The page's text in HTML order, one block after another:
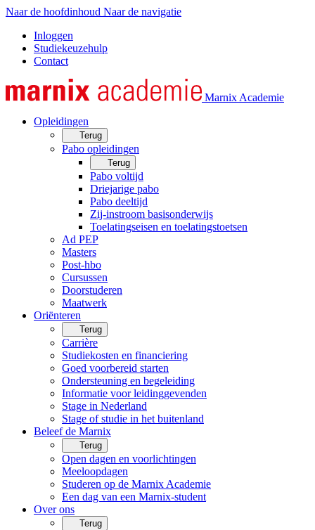
Naar de hoofdinhoud Naar de navigatie
Inloggen
Studiekeuzehulp
Contact
Marnix Academie
Opleidingen
Terug
Pabo opleidingen
Terug
Pabo voltijd
Driejarige pabo
Pabo deeltijd
Zij-instroom basisonderwijs
Toelatingseisen en toelatingstoetsen
Ad PEP
Masters
Post-hbo
Cursussen
Doorstuderen
Maatwerk
Oriënteren
Terug
Carrière
Studiekosten en financiering
Goed voorbereid starten
Ondersteuning en begeleiding
Informatie voor leidinggevenden
Stage in Nederland
Stage of studie in het buitenland
Beleef de Marnix
Terug
Open dagen en voorlichtingen
Meeloopdagen
Studeren op de Marnix Academie
Een dag van een Marnix-student
Over ons
Terug